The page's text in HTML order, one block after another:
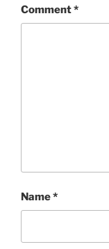
Comment*
Name*